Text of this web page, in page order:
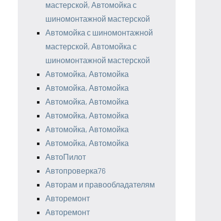
мастерской, Автомойка с
шиномонтажной мастерской
Автомойка с шиномонтажной
мастерской, Автомойка с
шиномонтажной мастерской
Автомойка, Автомойка
Автомойка, Автомойка
Автомойка, Автомойка
Автомойка, Автомойка
Автомойка, Автомойка
Автомойка, Автомойка
АвтоПилот
Автопроверка76
Авторам и правообладателям
Авторемонт
Авторемонт